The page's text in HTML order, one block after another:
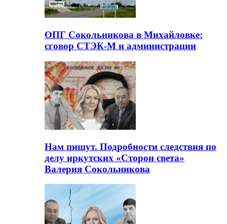
ОПГ Сокольникова в Михайловке:
сговор СТЭК-М и администрации
Нам пишут. Подробности следствия по
делу иркутских «Сторон света»
Валерия Сокольникова